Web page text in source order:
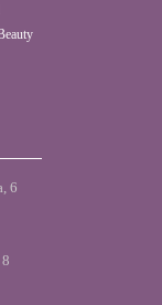
6